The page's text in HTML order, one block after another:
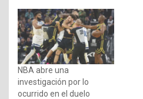
NBA abre una
investigación por lo
ocurrido en el duelo